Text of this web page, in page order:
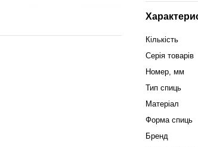
Кількість
Серія товарів
Номер, мм
Тип спиць
Матеріал
Форма спиць
Бренд